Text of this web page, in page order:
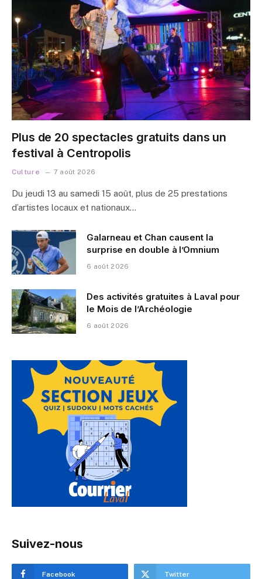
Plus de 20 spectacles gratuits dans un
festival à Centropolis
Culture 7 août 2026
Du jeudi 13 au samedi 15 août, plus de 25 prestations
d’artistes locaux et nationaux…
Galarneau et Chan causent la
surprise en double à l’Omnium
6 août 2026
Des activités gratuites à Laval pour
le Mois de l’Archéologie
6 août 2026
Suivez-nous
Facebook Twitter